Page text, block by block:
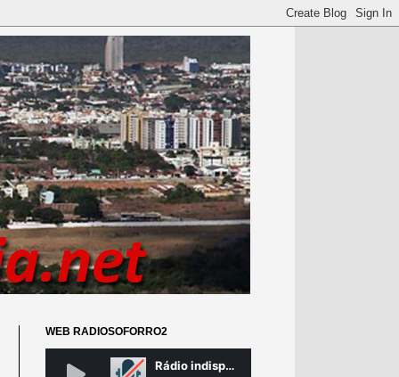
WEB RADIOSOFORRO2